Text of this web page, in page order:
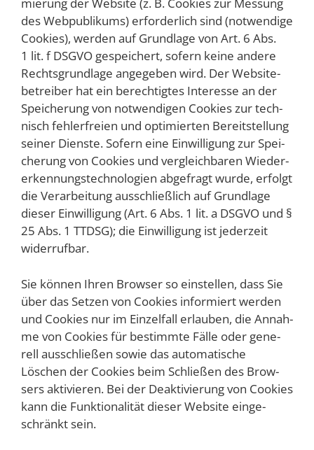
mie­rung der Web­site (z. B. Coo­kies zur Mes­sung
des Web­pu­bli­kums) erfor­der­lich sind (not­wen­di­ge
Coo­kies), wer­den auf Grund­la­ge von Art. 6 Abs.
1 lit. f DSGVO gespei­chert, sofern kei­ne ande­re
Rechts­grund­la­ge ange­ge­ben wird. Der Web­site­
be­trei­ber hat ein berech­tig­tes Inter­es­se an der
Spei­che­rung von not­wen­di­gen Coo­kies zur tech­
nisch feh­ler­frei­en und opti­mier­ten Bereit­stel­lung
sei­ner Diens­te. Sofern eine Ein­wil­li­gung zur Spei­
che­rung von Coo­kies und ver­gleich­ba­ren Wie­der­
erken­nungs­tech­no­lo­gien abge­fragt wur­de, erfolgt
die Ver­ar­bei­tung aus­schließ­lich auf Grund­la­ge
die­ser Ein­wil­li­gung (Art. 6 Abs. 1 lit. a DSGVO und §
25 Abs. 1 TTDSG); die Ein­wil­li­gung ist jeder­zeit
widerrufbar.
Sie kön­nen Ihren Brow­ser so ein­stel­len, dass Sie
über das Set­zen von Coo­kies infor­miert wer­den
und Coo­kies nur im Ein­zel­fall erlau­ben, die Annah­
me von Coo­kies für bestimm­te Fäl­le oder gene­
rell aus­schlie­ßen sowie das auto­ma­ti­sche
Löschen der Coo­kies beim Schlie­ßen des Brow­
sers akti­vie­ren. Bei der Deak­ti­vie­rung von Coo­kies
kann die Funk­tio­na­li­tät die­ser Web­site ein­ge­
schränkt sein.